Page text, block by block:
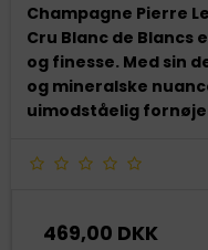
Champagne Pierre
Cru Blanc de Blancs
og finesse. Med sin
og mineralske
uimodståelig
469,00 DKK